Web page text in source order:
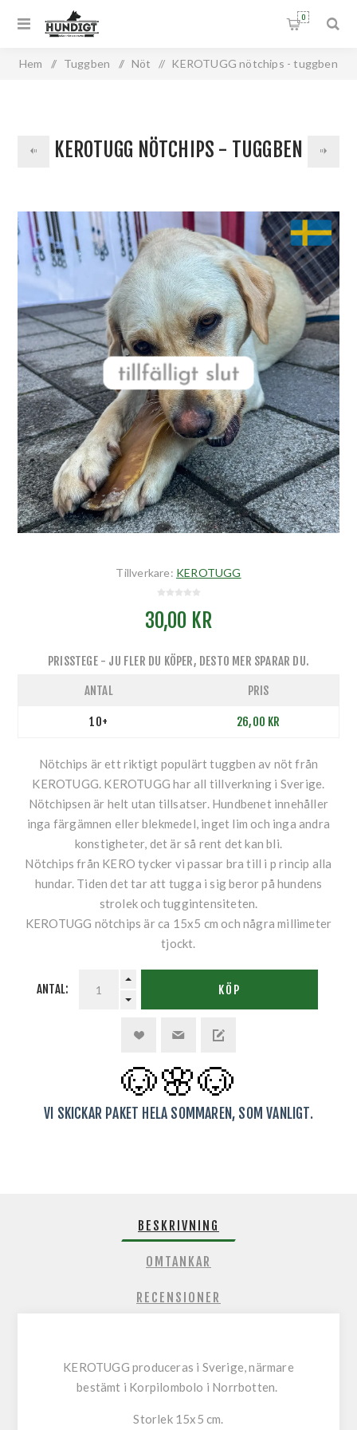
0
Hem / Tuggben / Nöt / KEROTUGG nötchips - tuggben
KEROTUGG NÖTCHIPS - TUGGBEN
Tillverkare: KEROTUGG
30,00 KR
PRISSTEGE - JU FLER DU KÖPER, DESTO MER SPARAR DU.
ANTAL
10+
PRIS
26,00 KR
Nötchips är ett riktigt populärt tuggben av nöt från
KEROTUGG. KEROTUGG har all tillverkning i Sverige.
Nötchipsen är helt utan tillsatser. Hundbenet innehåller
inga färgämnen eller blekmedel, inget lim och inga andra
konstigheter, det är så rent det kan bli.
Nötchips från KERO tycker vi passar bra till i p rincip alla
hundar. Tiden det tar att tugga i sig beror på hundens
strolek och tuggintensiteten.
KEROTUGG nötchips är ca 15x5 cm och några millimeter
tjockt.
ANTAL: KÖP
🐶🌸🐶
VI SKICKAR PAKET HELA SOMMAREN, SOM VANLIGT.
BESKRIVNING
OMTANKAR
RECENSIONER
KEROTUGG produceras i Sverige, närmare
bestämt i Korpilombolo i Norrbotten.
Storlek 15x5 cm.